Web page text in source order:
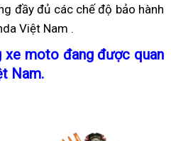
2023
rebel
500
500
giá
mềm
rebel
giá
mềm
đầy đủ tư
vấn
các chế độ bảo hành
Việt Nam đắt
nhất
.
xe motoxe
mềm
đang được quan
Namthay
.